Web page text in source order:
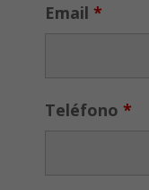
Email *
Teléfono *